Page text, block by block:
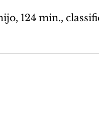
124 min.,